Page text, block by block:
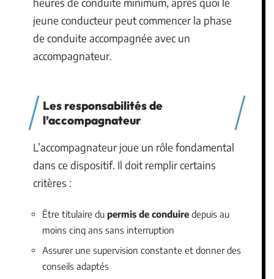
jeune conducteur peut commencer la phase
de conduite accompagnée avec un
accompagnateur.
Les responsabilités de
l’accompagnateur
L’accompagnateur joue un rôle fondamental
dans ce dispositif. Il doit remplir certains
critères :
Être titulaire du permis de conduire depuis au
moins cinq ans sans interruption
Assurer une supervision constante et donner des
conseils adaptés